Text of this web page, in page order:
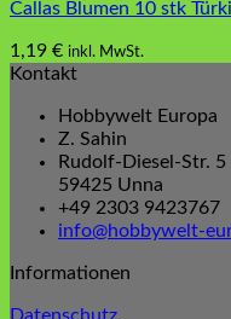
Callas Blumen 10 stk
1,19 € inkl. MwSt.
Kontakt
Hobbywelt Europa
Z. Sahin
Rudolf-Diesel-Str. 5
59425 Unna
+49 2303 9423767
info@hobbywelt-
Informationen
Datenschutz